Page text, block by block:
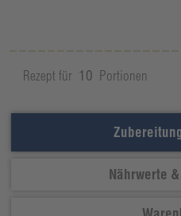
Rezept für 10 Portionen
Nährwerte